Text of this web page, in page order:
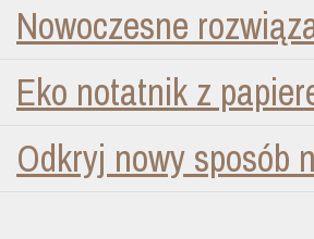
Nowoczesne
Eko notatnik z
Odkryj nowy sposób